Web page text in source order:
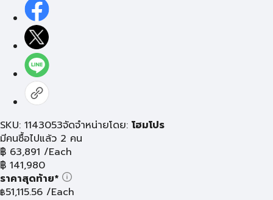
SKU: 1143053จัดจำหน่ายโดย: โฮมโปร
มีคนซื้อไปแล้ว 2 คน
฿ 63,891 /Each
฿ 141,980
ราคาสุดท้าย*
฿51,115.56 /Each